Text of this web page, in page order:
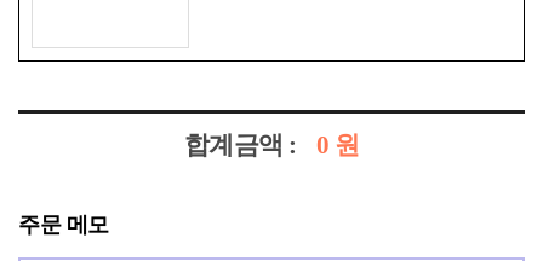
합계금액 : 0 원
주문 메모